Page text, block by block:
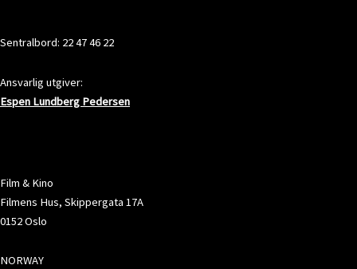
Sentralbord: 22 47 46 22
Ansvarlig utgiver:
Espen Lundberg Pedersen
Film & Kino
Filmens Hus, Skippergata 17A
0152 Oslo
NORWAY